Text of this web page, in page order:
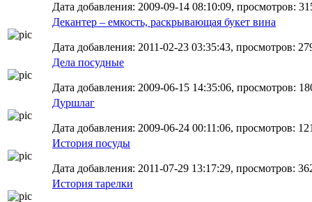
Дата добавления: 2009-09-14 08:10:09, просмотров:
Декантер – емкость, раскрывающая букет вина
Дата добавления: 2011-02-23 03:35:43, просмотров:
Дела посудные
Дата добавления: 2009-06-15 14:35:06, просмотров:
Дуршлаг
Дата добавления: 2009-06-24 00:11:06, просмотров:
История посуды
Дата добавления: 2011-07-29 13:17:29, просмотров:
История тарелки